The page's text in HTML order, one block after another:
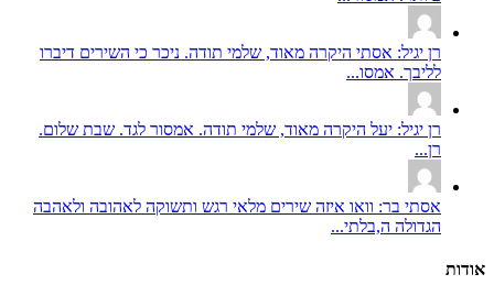
רן יגיל: אסתי היקרה מאוד, שלמי תודה. ניכר כי השירים דיברו
לליבך. אמסו...
רן יגיל: יעל היקרה מאוד, שלמי תודה. אמסור לגד. שבת שלום.
רן...
אסתי בר: וואו איזה שירים מלאי רגש ותשוקה לאהובה ולאהבה
הגדולה ה,בלתי...
אודות